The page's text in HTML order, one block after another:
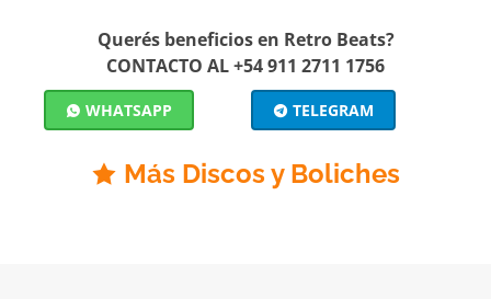
Querés beneficios en Retro Beats?
CONTACTO AL +54 911 2711 1756
WHATSAPP TELEGRAM
Más Discos y Boliches